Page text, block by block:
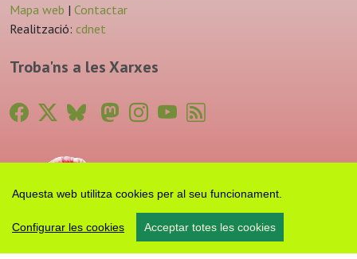
Aquesta web utilitza cookies per al seu funcionament.
Configurar les cookies Acceptar totes les cookies
Mapa web | Contactar
Realització: cdnet
Troba'ns a les Xarxes